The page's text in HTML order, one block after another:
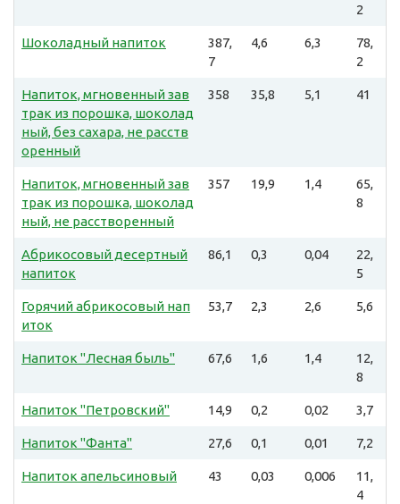
2
Шоколадный напиток
387,
7
4,6 6,3
78,
2
Напиток, мгновенный зав
трак из порошка, шоколад
ный, без сахара, не расств
оренный
358 35,8 5,1 41
Напиток, мгновенный зав
трак из порошка, шоколад
ный, не расстворенный
357 19,9 1,4
65,
8
Абрикосовый десертный
напиток
86,1 0,3 0,04
22,
5
Горячий абрикосовый нап
иток
53,7 2,3 2,6 5,6
Напиток "Лесная быль" 67,6 1,6 1,4
12,
8
Напиток "Петровский" 14,9 0,2 0,02 3,7
Напиток "Фанта" 27,6 0,1 0,01 7,2
Напиток апельсиновый 43 0,03 0,006
11,
4